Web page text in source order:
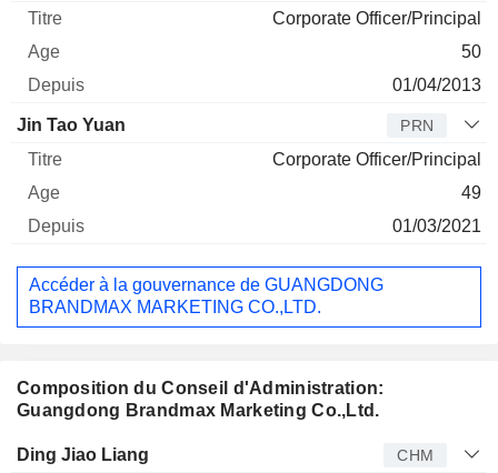
Corporate Officer/Principal
50
01/04/2013
Jin Tao Yuan PRN
Corporate Officer/Principal
49
01/03/2021
Accéder à la gouvernance de GUANGDONG
BRANDMAX MARKETING CO.,LTD.
Composition du Conseil d'Administration:
Guangdong Brandmax Marketing Co.,Ltd.
Administrateur Titre
Ding Jiao Liang CHM